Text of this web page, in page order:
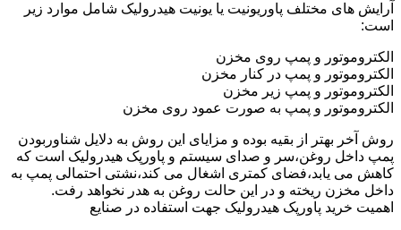
آرایش های مختلف پاوریونیت یا یونیت هیدرولیک شامل موارد زیر
است:
الکتروموتور و پمپ روی مخزن
الکتروموتور و پمپ در کنار مخزن
الکتروموتور و پمپ زیر مخزن
الکتروموتور و پمپ به صورت عمود روی مخزن
روش آخر بهتر از بقیه بوده و مزایای این روش به دلایل شناوربودن
پمپ داخل روغن،سر و صدای سیستم و پاورپک هیدرولیک است که
کاهش می یابد،فضای کمتری اشغال می کند،نشتی احتمالی پمپ به
داخل مخزن ریخته و در این حالت روغن به هدر نخواهد رفت.
اهمیت خرید پاورپک هیدرولیک جهت استفاده در صنایع